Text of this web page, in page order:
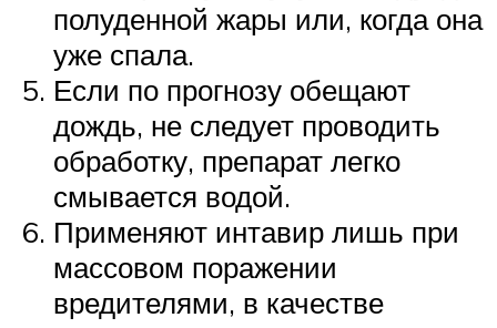
полуденной жары или, когда она
уже спала.
Если по прогнозу обещают
дождь, не следует проводить
обработку, препарат легко
смывается водой.
Применяют интавир лишь при
массовом поражении
вредителями, в качестве